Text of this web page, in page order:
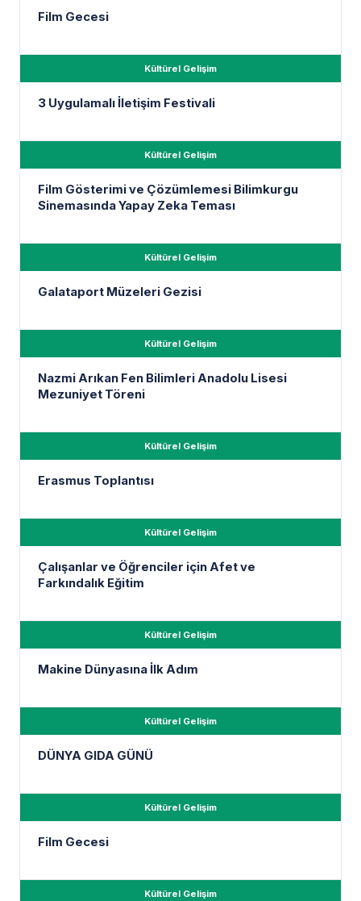
Film Gecesi
Kültürel Gelişim
3 Uygulamalı İletişim Festivali
Kültürel Gelişim
Film Gösterimi ve Çözümlemesi Bilimkurgu
Sinemasında Yapay Zeka Teması
Kültürel Gelişim
Galataport Müzeleri Gezisi
Kültürel Gelişim
Nazmi Arıkan Fen Bilimleri Anadolu Lisesi
Mezuniyet Töreni
Kültürel Gelişim
Erasmus Toplantısı
Kültürel Gelişim
Çalışanlar ve Öğrenciler için Afet ve
Farkındalık Eğitim
Kültürel Gelişim
Makine Dünyasına İlk Adım
Kültürel Gelişim
DÜNYA GIDA GÜNÜ
Kültürel Gelişim
Film Gecesi
Kültürel Gelişim